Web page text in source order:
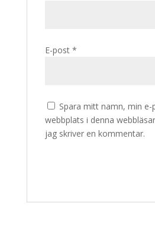
E-post *
Spara mitt namn, min
webbplats i denna
jag skriver en kommentar.